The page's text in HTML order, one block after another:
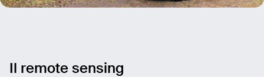
Il remote sensing